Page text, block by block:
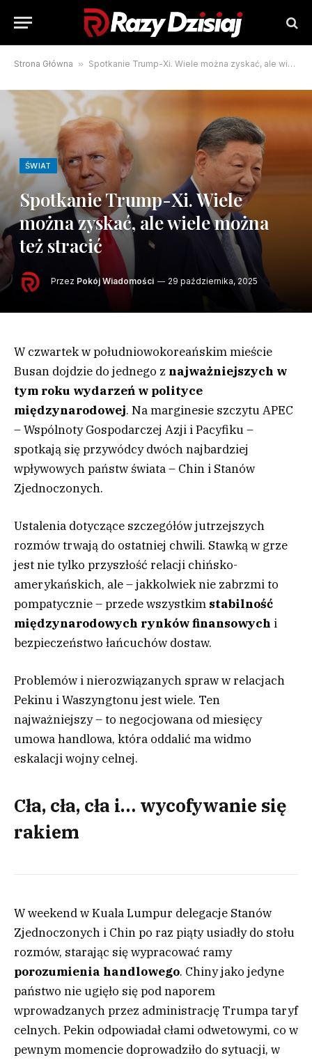
Strona Główna » Spotkanie Trump-Xi. Wiele można zyskać, ale wiele można też stracić
ŚWIAT
Spotkanie Trump-Xi. Wiele
można zyskać, ale wiele można
też stracić
Przez Pokój Wiadomości 29 października, 2025
W czwartek w południowokoreańskim mieście
Busan dojdzie do jednego z najważniejszych w
tym roku wydarzeń w polityce
międzynarodowej. Na marginesie szczytu APEC
– Wspólnoty Gospodarczej Azji i Pacyfiku –
spotkają się przywódcy dwóch najbardziej
wpływowych państw świata – Chin i Stanów
Zjednoczonych.
Ustalenia dotyczące szczegółów jutrzejszych
rozmów trwają do ostatniej chwili. Stawką w grze
jest nie tylko przyszłość relacji chińsko-
amerykańskich, ale – jakkolwiek nie zabrzmi to
pompatycznie – przede wszystkim stabilność
międzynarodowych rynków finansowych i
bezpieczeństwo łańcuchów dostaw.
Problemów i nierozwiązanych spraw w relacjach
Pekinu i Waszyngtonu jest wiele. Ten
najważniejszy – to negocjowana od miesięcy
umowa handlowa, która oddalić ma widmo
eskalacji wojny celnej.
Cła, cła, cła i… wycofywanie się
rakiem
W weekend w Kuala Lumpur delegacje Stanów
Zjednoczonych i Chin po raz piąty usiadły do stołu
rozmów, starając się wypracować ramy
porozumienia handlowego. Chiny jako jedyne
państwo nie ugięło się pod naporem
wprowadzanych przez administrację Trumpa taryf
celnych. Pekin odpowiadał cłami odwetowymi, co w
pewnym momencie doprowadziło do sytuacji, w